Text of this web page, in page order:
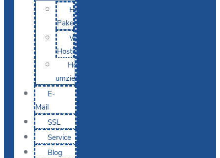
Hosting-
Pakete
WordPress
Hosting
Hosting
umziehen
E-
Mail
SSL
Service
Blog